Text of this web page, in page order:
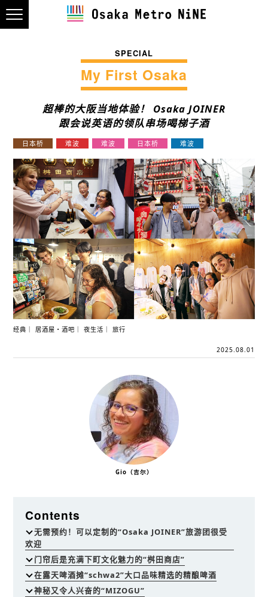
SPECIAL
My First Osaka
超棒的大阪当地体验！ Osaka JOINER
跟会说英语的领队串场喝梯子酒
日本桥 难波 难波 日本桥 难波
经典 居酒屋・酒吧 夜生活 旅行
2025.08.01
Gio（吉尔）
Contents
无需预约！可以定制的“Osaka JOINER”旅游团很受
欢迎
门帘后是充满下町文化魅力的“桝田商店”
在露天啤酒摊“schwa2”大口品味精选的精酿啤酒
神秘又令人兴奋的“MIZOGU”